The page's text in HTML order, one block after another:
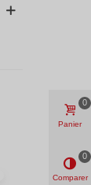
Panier
0
Comparer
0